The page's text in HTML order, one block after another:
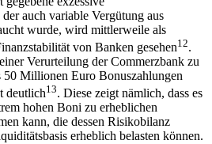
auch variable Vergütung aus
wurde, wird mittlerweile als
von Banken gesehen12.
Verurteilung der Commerzbank zu
50 Millionen Euro Bonuszahlungen
deutlich13. Diese zeigt nämlich, dass es
hohen Boni zu erheblichen
kann, die dessen Risikobilanz
erheblich belasten können.